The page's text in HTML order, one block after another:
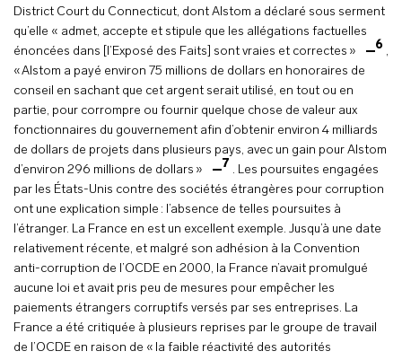
District Court du Connecticut, dont Alstom a déclaré sous serment
qu’elle « admet, accepte et stipule que les allégations factuelles
énoncées dans [l’Exposé des Faits] sont vraies et correctes »
6 ,
« Alstom a payé environ 75 millions de dollars en honoraires de
conseil en sachant que cet argent serait utilisé, en tout ou en
partie, pour corrompre ou fournir quelque chose de valeur aux
fonctionnaires du gouvernement afin d’obtenir environ 4 milliards
de dollars de projets dans plusieurs pays, avec un gain pour Alstom
d’environ 296 millions de dollars »
7 . Les poursuites engagées
par les États-Unis contre des sociétés étrangères pour corruption
ont une explication simple : l’absence de telles poursuites à
l’étranger. La France en est un excellent exemple. Jusqu’à une date
relativement récente, et malgré son adhésion à la Convention
anti-corruption de l’OCDE en 2000, la France n’avait promulgué
aucune loi et avait pris peu de mesures pour empêcher les
paiements étrangers corruptifs versés par ses entreprises. La
France a été critiquée à plusieurs reprises par le groupe de travail
de l’OCDE en raison de « la faible réactivité des autorités